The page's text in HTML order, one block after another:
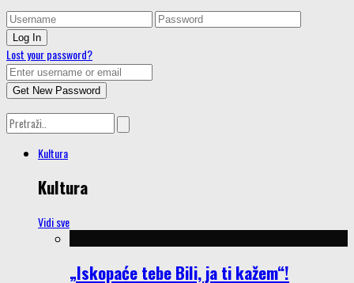
Lost your password?
Kultura
Kultura
Vidi sve
„Iskopaće tebe Bili, ja ti kažem“!